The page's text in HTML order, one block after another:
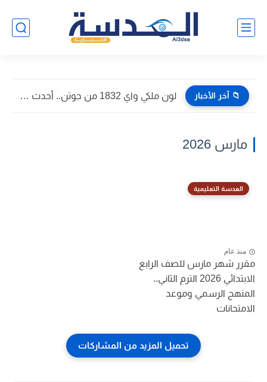
📁 آخر الأخبار لون ملكي واي 1832 من جوتن.. أحدث صور داخل المنازل...
مارس 2026
العدسة التعليمية
منذ عام
مقرر شهر مارس للصف الرابع
الابتدائي 2026 الترم الثاني..
المنهج الرسمي وموعد
الامتحانات